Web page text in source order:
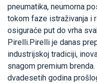
pneumatika, neumorna
tokom faze istraživanja i
osiguraće put do vrha
Pirelli.Pirelli je danas
industrijskoj tradiciji,
snagom premium
dvadesetih godina